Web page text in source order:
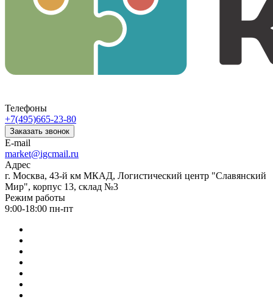
Телефоны
+7(495)665-23-80
Заказать звонок
E-mail
market@igcmail.ru
Адрес
г. Москва, 43-й км МКАД, Логистический центр "Славянский
Мир", корпус 13, склад №3
Режим работы
9:00-18:00 пн-пт